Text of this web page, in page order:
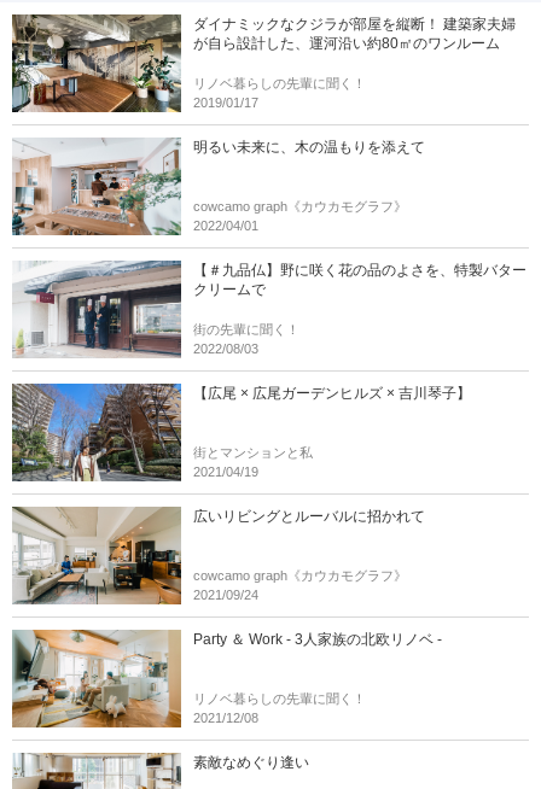
ダイナミックなクジラが部屋を縦断！ 建築家夫婦
が自ら設計した、運河沿い約80㎡のワンルーム
リノベ暮らしの先輩に聞く！
2019/01/17
明るい未来に、木の温もりを添えて
cowcamo graph《カウカモグラフ》
2022/04/01
【＃九品仏】野に咲く花の品のよさを、特製バター
クリームで
街の先輩に聞く！
2022/08/03
【広尾 × 広尾ガーデンヒルズ × 吉川琴子】
街とマンションと私
2021/04/19
広いリビングとルーバルに招かれて
cowcamo graph《カウカモグラフ》
2021/09/24
Party ＆ Work - 3人家族の北欧リノベ -
リノベ暮らしの先輩に聞く！
2021/12/08
素敵なめぐり逢い